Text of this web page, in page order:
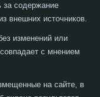
за содержание
внешних источников.
изменений или
с мнением
на сайте, в